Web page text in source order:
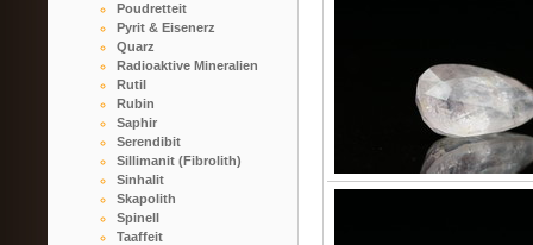
Poudretteit
Pyrit & Eisenerz
Quarz
Radioaktive Mineralien
Rutil
Rubin
Saphir
Serendibit
Sillimanit (Fibrolith)
Sinhalit
Skapolith
Spinell
Taaffeit